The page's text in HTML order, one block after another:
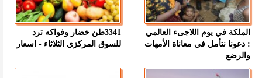
الملكة في يوم اللاجىء العالمي
: دعونا نتأمل في معاناة الأمهات
والرضع
3341طن خضار وفواكه ترد
للسوق المركزي الثلاثاء - اسعار